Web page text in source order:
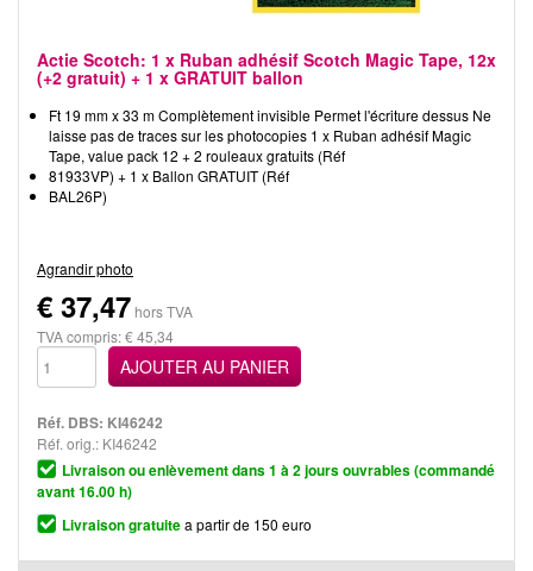
Actie Scotch: 1 x Ruban adhésif Scotch Magic Tape, 12x
(+2 gratuit) + 1 x GRATUIT ballon
Ft 19 mm x 33 m Complètement invisible Permet l'écriture dessus Ne
laisse pas de traces sur les photocopies 1 x Ruban adhésif Magic
Tape, value pack 12 + 2 rouleaux gratuits (Réf
81933VP) + 1 x Ballon GRATUIT (Réf
BAL26P)
Agrandir photo
€ 37,47 hors TVA
TVA compris: € 45,34
AJOUTER AU PANIER
Réf. DBS: KI46242
Réf. orig.: KI46242
Livraison ou enlèvement dans 1 à 2 jours ouvrables (commandé
avant 16.00 h)
Livraison gratuitea partir de 150 euro